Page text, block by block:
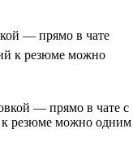
— прямо в чате
к резюме можно